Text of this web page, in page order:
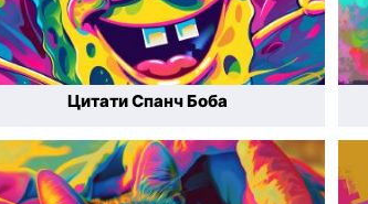
Цитати Спанч Боба